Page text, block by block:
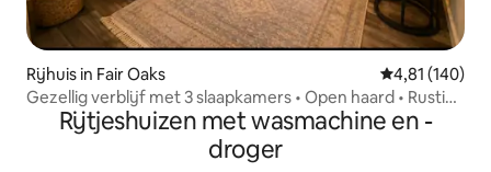
Rijhuis in Fair Oaks Gemiddelde
4,81 (140)
Gezellig verblijf met 3 slaapkamers • Open haard • Rustige
omgeving
Rijtjeshuizen met wasmachine en -
droger